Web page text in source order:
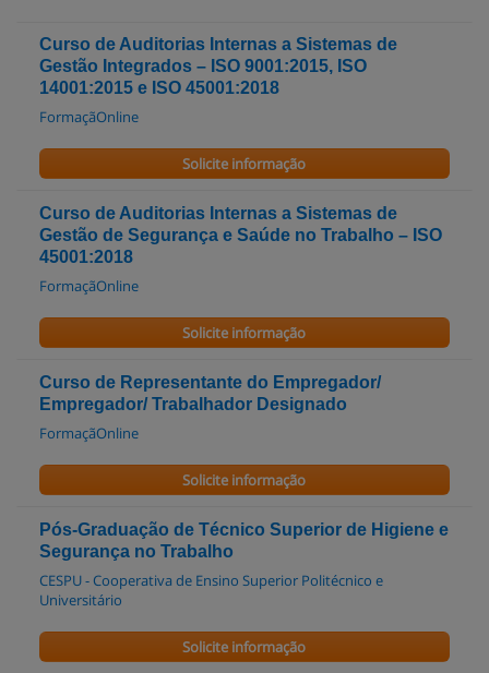
Curso de Auditorias Internas a Sistemas de
Gestão Integrados – ISO 9001:2015, ISO
14001:2015 e ISO 45001:2018
FormaçãOnline
Solicite informação
Curso de Auditorias Internas a Sistemas de
Gestão de Segurança e Saúde no Trabalho – ISO
45001:2018
FormaçãOnline
Solicite informação
Curso de Representante do Empregador/
Empregador/ Trabalhador Designado
FormaçãOnline
Solicite informação
Pós-Graduação de Técnico Superior de Higiene e
Segurança no Trabalho
CESPU - Cooperativa de Ensino Superior Politécnico e
Universitário
Solicite informação